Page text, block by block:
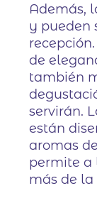
Además,
y pueden
de
también
servirán.
están
aromas
permite a
más de la